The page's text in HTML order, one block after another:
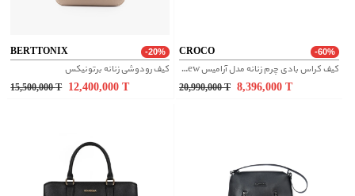
BERTTONIX -20%
کیف رودوشی زنانه برتونیکس
15,500,000 T 12,400,000
CROCO -60%
کیف کراس بادی چرم زنانه مدل آرامیس new - مشکی
20,990,000 T 8,396,000